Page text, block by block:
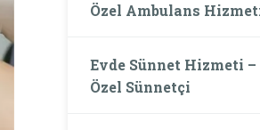
Özel Ambulans
Evde Sünnet Hizmeti –
Özel Sünnetçi